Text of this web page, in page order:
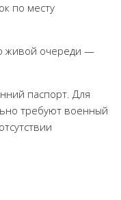
по месту
живой очереди —
паспорт. Для
требуют военный